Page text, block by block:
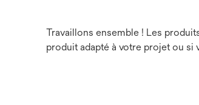
Travaillons ensemble ! Les
produit adapté à votre projet ou si